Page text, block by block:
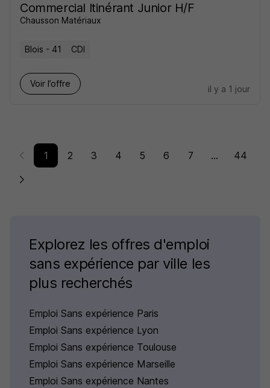
Commercial Itinérant Junior H/F
Chausson Matériaux
Blois - 41 CDI
Voir l’offre
il y a 1 jour
1 2 3 4 5 6 7 ... 44
Explorez les offres d'emploi
sans expérience par ville les
plus recherchés
Emploi Sans expérience Paris
Emploi Sans expérience Lyon
Emploi Sans expérience Toulouse
Emploi Sans expérience Marseille
Emploi Sans expérience Nantes